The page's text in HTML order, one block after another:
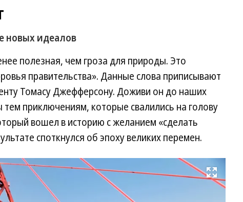
новых идеалов
полезная, чем гроза для природы. Это
правительства». Данные слова приписывают
Томасу Джефферсону. Доживи он до наших
приключениям, которые свалились на голову
вошел в историю с желанием «сделать
споткнулся об эпоху великих перемен.
Развернуть на весь экран